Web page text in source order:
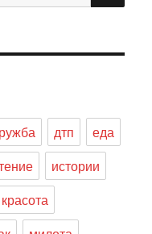
дтп
еда
истории
красота